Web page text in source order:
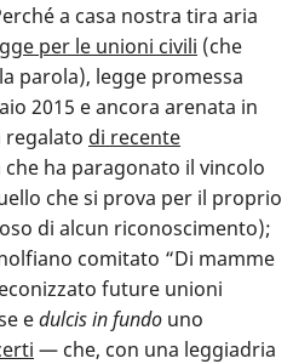
a casa nostra tira aria
per le unioni civili (che
parola), legge promessa
2015 e ancora arenata in
regalato di recente
ha paragonato il vincolo
che si prova per il proprio
di alcun riconoscimento);
comitato “Di mamme
future unioni
edulcis in fundo uno
— che, con una leggiadria